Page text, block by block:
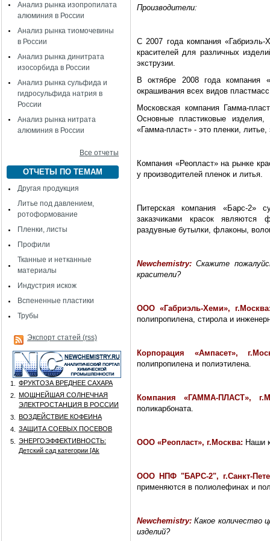
Анализ рынка изопропилата
алюминия в России
Анализ рынка тиомочевины
в России
Анализ рынка динитрата
изосорбида в России
Анализ рынка сульфида и
гидросульфида натрия в
России
Анализ рынка нитрата
алюминия в России
Все отчеты
ОТЧЕТЫ ПО ТЕМАМ
Другая продукция
Литье под давлением,
ротоформование
Пленки, листы
Профили
Тканные и нетканные
материалы
Индустрия искож
Вспененные пластики
Трубы
Экспорт статей (rss)
1.
ФРУКТОЗА ВРЕДНЕЕ САХАРА
2.
МОЩНЕЙШАЯ СОЛНЕЧНАЯ
ЭЛЕКТРОСТАНЦИЯ В РОССИИ
3.
ВОЗДЕЙСТВИЕ КОФЕИНА
4.
ЗАЩИТА СОЕВЫХ ПОСЕВОВ
5.
ЭНЕРГОЭФФЕКТИВНОСТЬ:
Детский сад категории [Аk
Производители:
С 2007 года компания «Габриэль-
красителей для различных
экструзии.
В октябре 2008 года компания
окрашивания всех видов
Московская компания Гамма-
Основные пластиковые изделия,
«Гамма-пласт» - это пленки,
Компания «Реопласт» на рынке
у производителей пленок и литья.
Питерская компания «Барс-2»
заказчиками красок
раздувные бутылки, флаконы,
Newchemistry:Скажите
красители?
ООО «Габриэль-Хеми»,
полипропилена, стирола и
Корпорация «Ампасет»,
полипропилена и полиэтилена.
Компания «ГАММА-ПЛАСТ»,
поликарбоната.
ООО «Реопласт», г.Москва: Наши
ООО НПФ "БАРС-2", г.Санкт-
применяются в полиолефинах и
Newchemistry:Какое количество
изделий?